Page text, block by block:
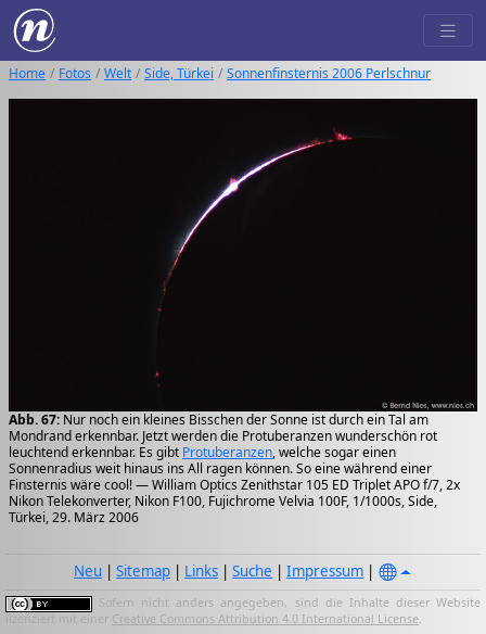
Home Fotos Welt Side, Türkei Sonnenfinsternis 2006 Perlschnur
Abb. 67: Nur noch ein kleines Bisschen der Sonne ist durch ein Tal am
Mondrand erkennbar. Jetzt werden die Protuberanzen wunderschön rot
leuchtend erkennbar. Es gibt Protuberanzen, welche sogar einen
Sonnenradius weit hinaus ins All ragen können. So eine während einer
Finsternis wäre cool! — William Optics Zenithstar 105 ED Triplet APO f/7, 2x
Nikon Telekonverter, Nikon F100, Fujichrome Velvia 100F, 1/1000s, Side,
Türkei, 29. März 2006
Neu |Sitemap | Links |Suche |Impressum |
Sofern nicht anders angegeben, sind die Inhalte dieser Website
lizenziert mit einer Creative Commons Attribution 4.0 International License.